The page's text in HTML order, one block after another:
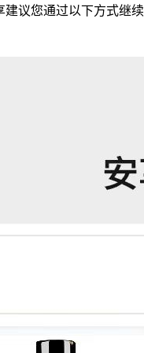
议您通过以下方式继